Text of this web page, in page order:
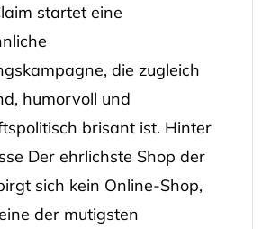
startet eine
die zugleich
humorvoll und
brisant ist. Hinter
Der ehrlichste Shop der
sich kein Online-Shop,
der mutigsten